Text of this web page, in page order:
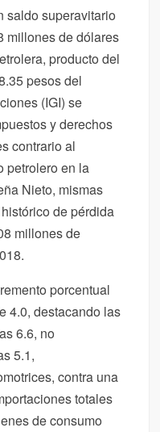
saldo superavitario
millones de dólares
producto del
pesos del
(IGI) se
y derechos
contrario al
petrolero en la
Nieto, mismas
de pérdida
millones de
porcentual
4.0, destacando las
6.6, no
5.1,
contra una
totales
de consumo